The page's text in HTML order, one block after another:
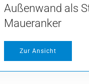
Außenwand als
Maueranker
Zur Ansicht